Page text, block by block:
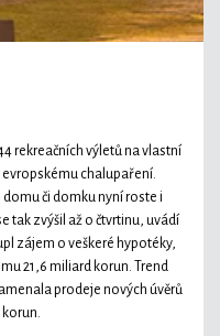
rekreačních výletů na vlastní
evropskému chalupaření.
či domku nyní roste i
tak zvýšil až o čtvrtinu, uvádí
zájem o veškeré hypotéky,
21,6 miliard korun. Trend
prodeje nových úvěrů
korun.